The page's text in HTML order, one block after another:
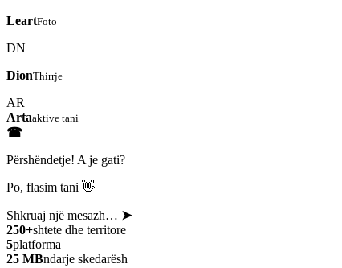
LeartFoto
DN
DionThirrje
AR
Artaaktive tani
☎
Përshëndetje! A je gati?
Po, flasim tani 👋
Shkruaj një mesazh… ➤
250+shtete dhe territore
5platforma
25 MBndarje skedarësh